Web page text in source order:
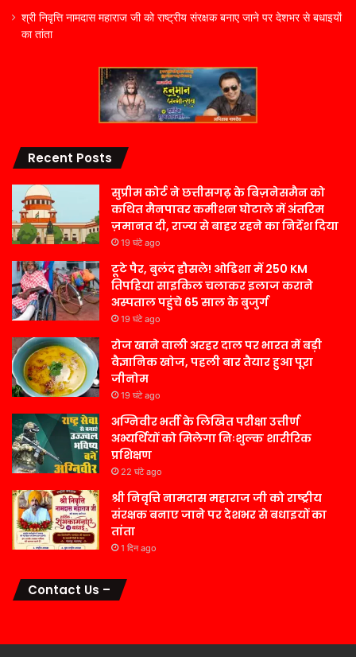
श्री निवृत्ति नामदास महाराज जी को राष्ट्रीय संरक्षक बनाए जाने पर देशभर से बधाइयों
का तांता
Recent Posts
सुप्रीम कोर्ट ने छत्तीसगढ़ के बिज़नेसमैन को
कथित मैनपावर कमीशन घोटाले में अंतरिम
ज़मानत दी, राज्य से बाहर रहने का निर्देश दिया
19 घंटे ago
टूटे पैर, बुलंद हौसले! ओडिशा में 250 KM
तिपहिया साइकिल चलाकर इलाज कराने
अस्पताल पहुंचे 65 साल के बुजुर्ग
19 घंटे ago
रोज खाने वाली अरहर दाल पर भारत में बड़ी
वैज्ञानिक खोज, पहली बार तैयार हुआ पूरा
जीनोम
19 घंटे ago
अग्निवीर भर्ती के लिखित परीक्षा उत्तीर्ण
अभ्यर्थियों को मिलेगा निःशुल्क शारीरिक
प्रशिक्षण
22 घंटे ago
श्री निवृत्ति नामदास महाराज जी को राष्ट्रीय
संरक्षक बनाए जाने पर देशभर से बधाइयों का
तांता
1 दिन ago
Contact Us –